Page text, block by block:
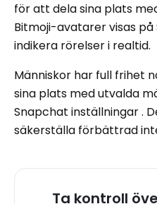
för att dela sina plats
Bitmoji-avatarer visas
indikera rörelser i realtid.
Människor har full frihet
sina plats med utvalda
Snapchat inställningar .
säkerställa förbättrad
Ta kontroll